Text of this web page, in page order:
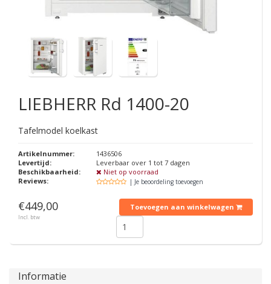
LIEBHERR Rd 1400-20
Tafelmodel koelkast
Artikelnummer:
1436506
Levertijd:
Leverbaar over 1 tot 7 dagen
Beschikbaarheid:
Niet op voorraad
Reviews:
| Je beoordeling toevoegen
€449,00
Incl. btw
Toevoegen aan winkelwagen
Informatie